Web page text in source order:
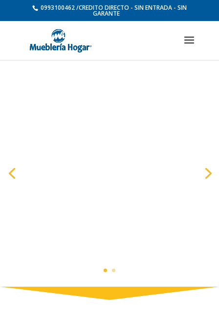
0993100462 /CREDITO DIRECTO - SIN ENTRADA - SIN
GARANTE